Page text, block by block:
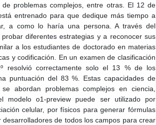
problemas complejos, entre otras. El 12 de
entrenado para que dedique más tiempo a
a como lo haría una persona. A través del
diferentes estrategias y a reconocer sus
a los estudiantes de doctorado en materias
y codificación. En un examen de clasificación
resolvió correctamente solo el 13 % de los
puntuación del 83 %. Estas capacidades de
abordan problemas complejos en ciencia,
modelo o1-preview puede ser utilizado por
celular, por físicos para generar fórmulas
de todos los campos para crear